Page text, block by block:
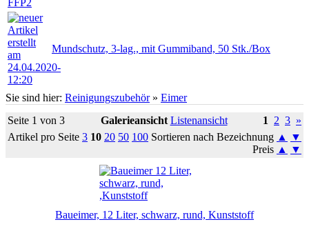
Mundschutz, 3-lag., mit Gummiband, 50 Stk./Box
Sie sind hier: Reinigungszubehör» Eimer
Seite 1 von 3
1 2 3 »
Galerieansicht Listenansicht
Artikel pro Seite 3 10 20 50 100 Sortieren nach Bezeichnung ▲
▼
Preis ▲ ▼
Baueimer, 12 Liter, schwarz, rund, Kunststoff